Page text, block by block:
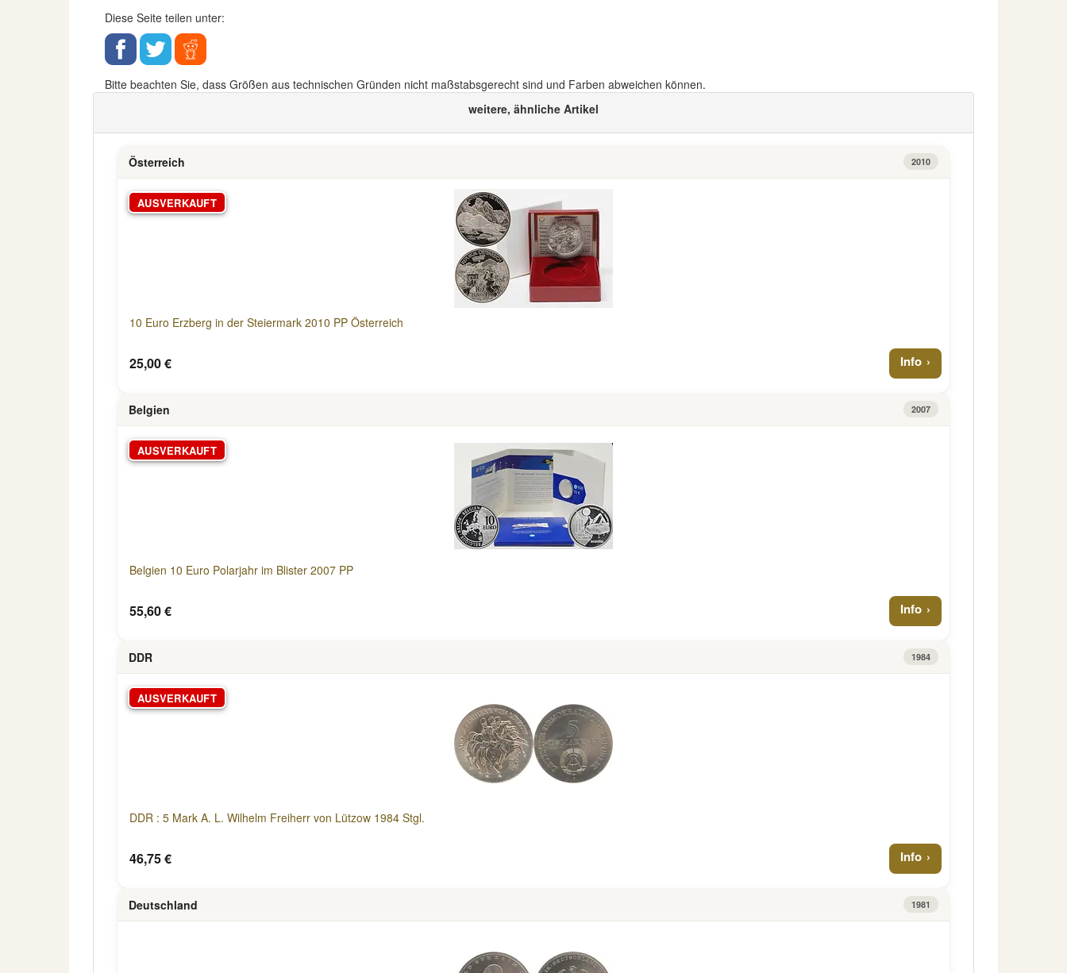
Diese Seite teilen unter:
Bitte beachten Sie, dass Größen aus technischen Gründen nicht maßstabsgerecht sind und Farben abweichen können.
weitere, ähnliche Artikel
Österreich 2010
AUSVERKAUFT
10 Euro Erzberg in der Steiermark 2010 PP Österreich
25,00 € Info
Belgien 2007
AUSVERKAUFT
Belgien 10 Euro Polarjahr im Blister 2007 PP
55,60 € Info
DDR 1984
AUSVERKAUFT
DDR : 5 Mark A. L. Wilhelm Freiherr von Lützow 1984 Stgl.
46,75 € Info
Deutschland 1981